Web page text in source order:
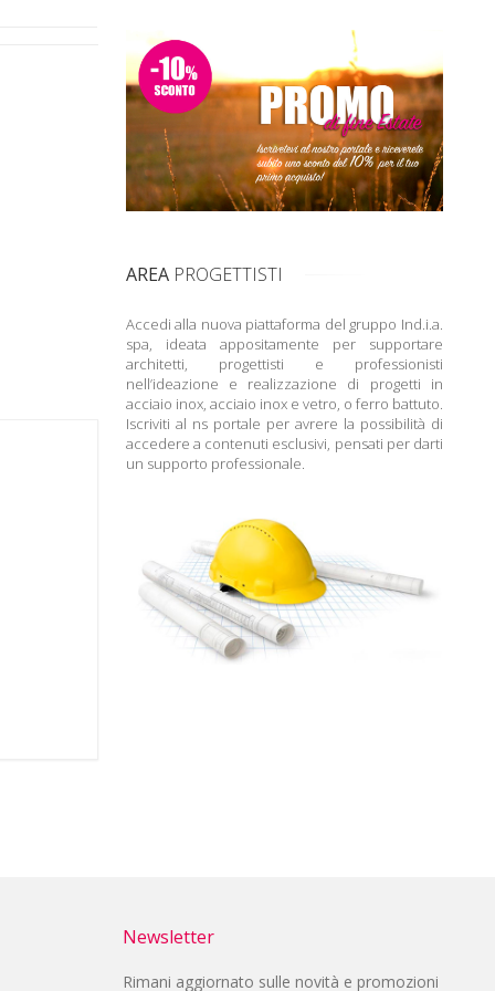
AREAPROGETTISTI
Accedi alla nuova piattaforma del gruppo Ind.i.a.
spa, ideata appositamente per supportare
architetti, progettisti e professionisti
nell’ideazione e realizzazione di progetti in
acciaio inox, acciaio inox e vetro, o ferro battuto.
Iscriviti al ns portale per avrere la possibilità di
accedere a contenuti esclusivi, pensati per darti
un supporto professionale.
Newsletter
Rimani aggiornato sulle novità e promozioni